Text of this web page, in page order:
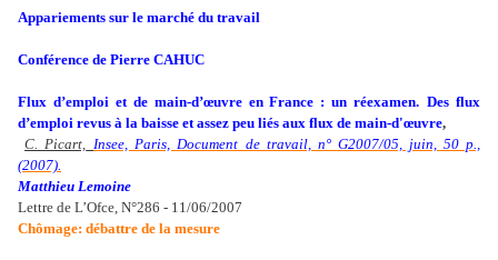
Appariements sur le marché du travail
Conférence de Pierre CAHUC
Flux d’emploi et de main-d’œuvre en France : un réexamen. Des flux
d’emploi revus à la baisse et assez peu liés aux flux de main-d'œuvre,
C. Picart, Insee, Paris, Document de travail, n° G2007/05, juin, 50 p.,
(2007).
Matthieu Lemoine
Lettre de L’Ofce, N°286 - 11/06/2007
Chômage: débattre de la mesure